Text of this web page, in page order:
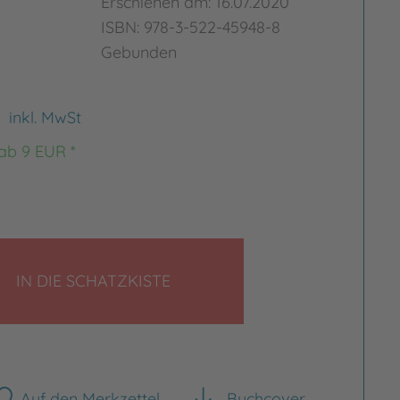
ISBN: 978-3-522-45948-8
Gebunden
inkl. MwSt
9 EUR *
IN DIE SCHATZKISTE